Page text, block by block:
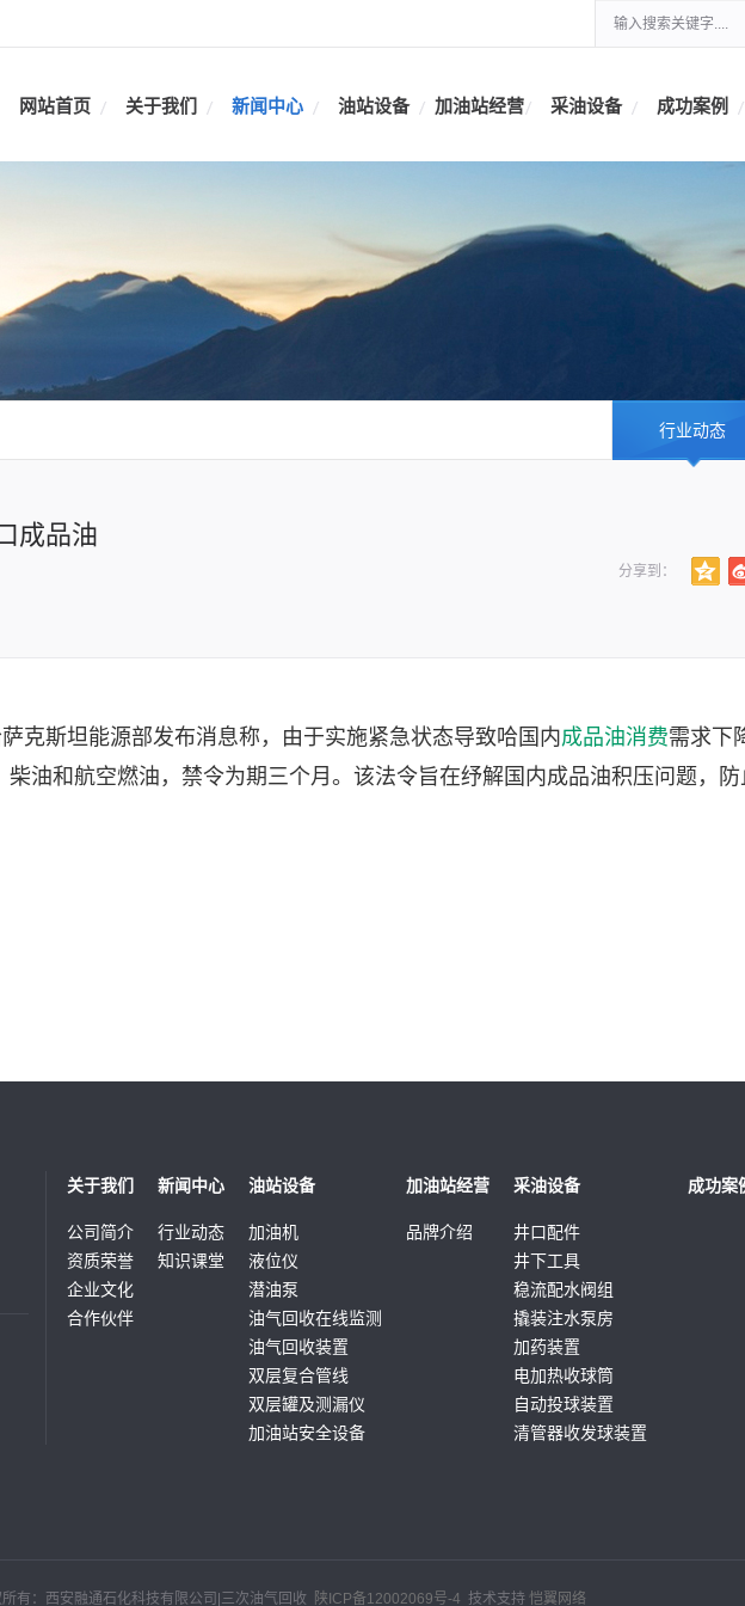
网站首页 关于我们 新闻中心 油站设备 加油站经营 采油设备 成功案例
行业动态
成品油
分享到：
克斯坦能源部发布消息称，由于实施紧急状态导致哈国内成品油消费需求下
油和航空燃油，禁令为期三个月。该法令旨在纾解国内成品油积压问题，
关于我们
公司简介
资质荣誉
企业文化
合作伙伴
新闻中心
行业动态
知识课堂
油站设备
加油机
液位仪
潜油泵
油气回收在线监测
油气回收装置
双层复合管线
双层罐及测漏仪
加油站安全设备
加油站经营
品牌介绍
采油设备
井口配件
井下工具
稳流配水阀组
撬装注水泵房
加药装置
电加热收球筒
自动投球装置
清管器收发球装置
成功案
有：西安融通石化科技有限公司|三次油气回收 陕ICP备12002069号-4 技术支持 恺翼网络